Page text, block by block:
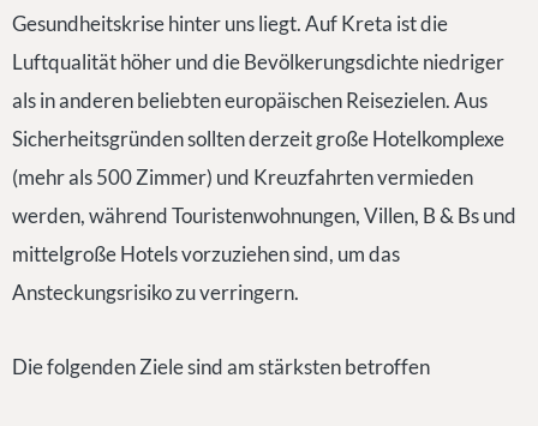
Gesundheitskrise hinter uns liegt. Auf Kreta ist die
Luftqualität höher und die Bevölkerungsdichte niedriger
als in anderen beliebten europäischen Reisezielen. Aus
Sicherheitsgründen sollten derzeit große Hotelkomplexe
(mehr als 500 Zimmer) und Kreuzfahrten vermieden
werden, während Touristenwohnungen, Villen, B & Bs und
mittelgroße Hotels vorzuziehen sind, um das
Ansteckungsrisiko zu verringern.
Die folgenden Ziele sind am stärksten betroffen